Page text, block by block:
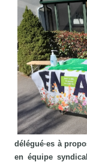
délégué·es à
en équipe